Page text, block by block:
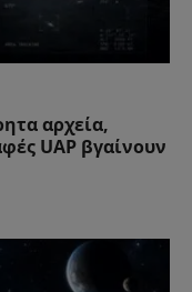
αρχεία,
UAP βγαίνουν